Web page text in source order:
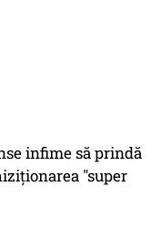
infime să prindă
"super